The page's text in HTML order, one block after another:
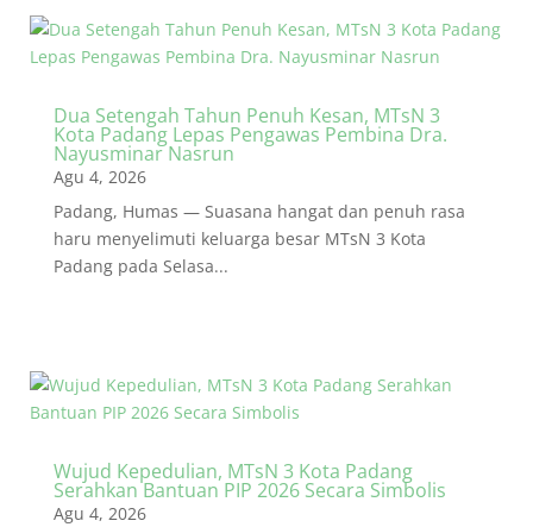
Dua Setengah Tahun Penuh Kesan, MTsN 3
Kota Padang Lepas Pengawas Pembina Dra.
Nayusminar Nasrun
Agu 4, 2026
Padang, Humas — Suasana hangat dan penuh rasa
haru menyelimuti keluarga besar MTsN 3 Kota
Padang pada Selasa...
Wujud Kepedulian, MTsN 3 Kota Padang
Serahkan Bantuan PIP 2026 Secara Simbolis
Agu 4, 2026